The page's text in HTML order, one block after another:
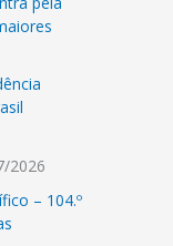
2026
– 104.º